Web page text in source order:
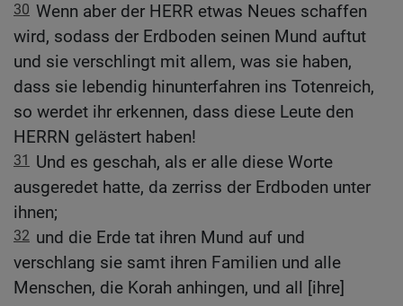
30 Wenn aber der HERR etwas Neues schaffen
wird, sodass der Erdboden seinen Mund auftut
und sie verschlingt mit allem, was sie haben,
dass sie lebendig hinunterfahren ins Totenreich,
so werdet ihr erkennen, dass diese Leute den
HERRN gelästert haben!
31
Und es geschah, als er alle diese Worte
ausgeredet hatte, da zerriss der Erdboden unter
ihnen;
32 und die Erde tat ihren Mund auf und
verschlang sie samt ihren Familien und alle
Menschen, die Korah anhingen, und all [ihre]